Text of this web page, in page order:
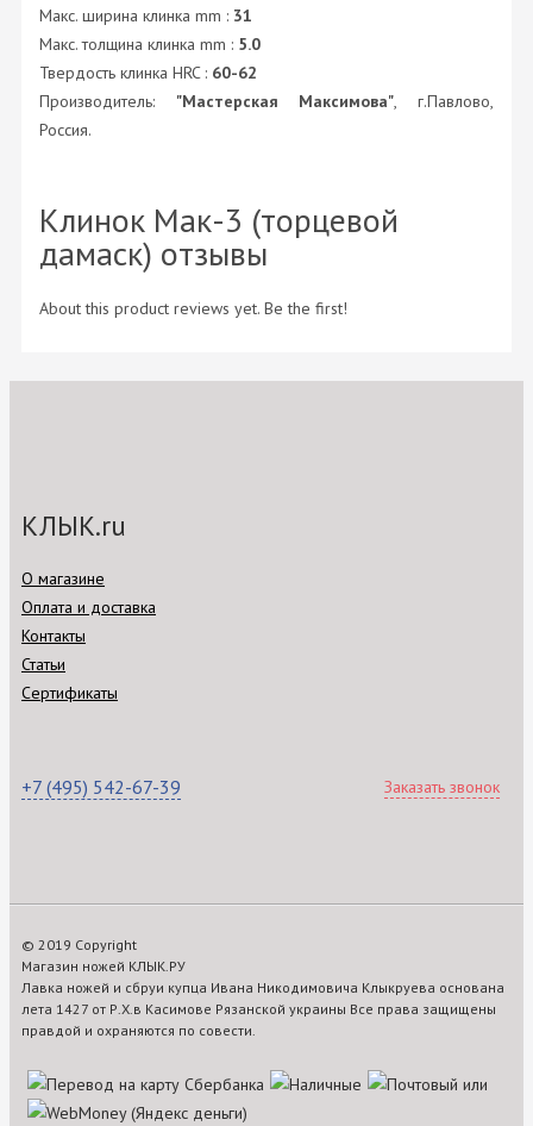
Макс. ширина клинка mm : 31
Макс. толщина клинка mm : 5.0
Твердость клинка HRC : 60-62
Производитель: "Мастерская Максимова", г.Павлово,
Россия.
Клинок Мак-3 (торцевой
дамаск) отзывы
About this product reviews yet. Be the first!
КЛЫК.ru
О магазине
Оплата и доставка
Контакты
Статьи
Сертификаты
+7 (495) 542-67-39 Заказать звонок
© 2019 Copyright
Магазин ножей КЛЫК.РУ
Лавка ножей и сбруи купца Ивана Никодимовича Клыкруева основана
лета 1427 от Р.Х.в Касимове Рязанской украины Все права защищены
правдой и охраняются по совести.